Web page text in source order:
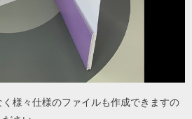
様々仕様のファイルも作成できますの